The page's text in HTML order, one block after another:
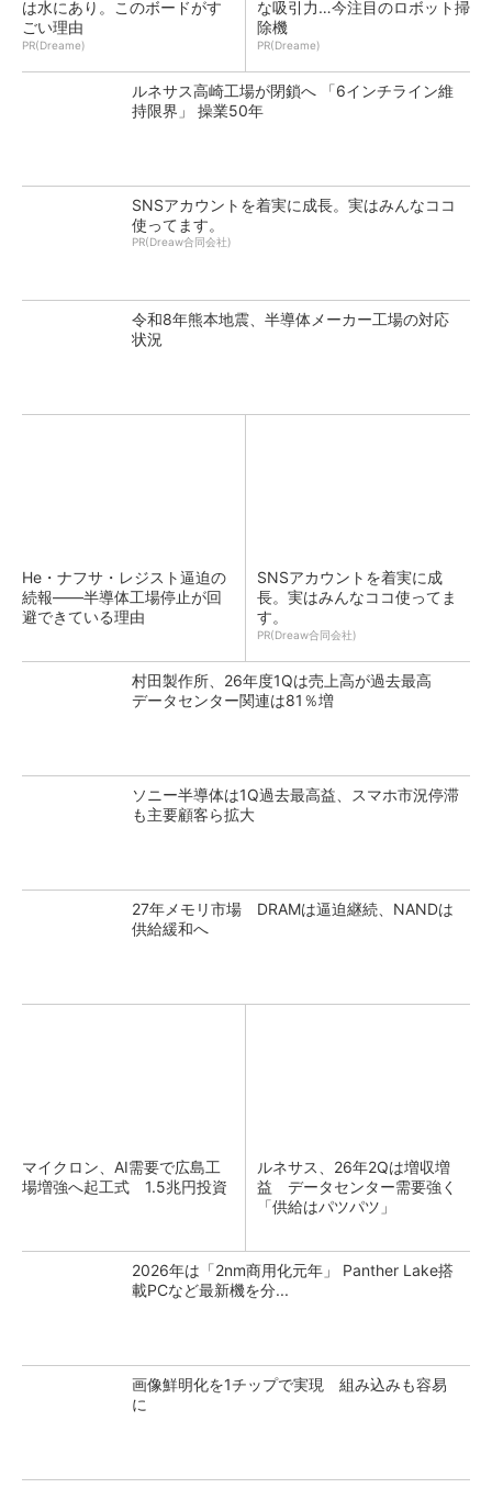
は水にあり。このボードがす
ごい理由
PR(Dreame)
な吸引力…今注目のロボット掃
除機
PR(Dreame)
ルネサス高崎工場が閉鎖へ 「6インチライン維
持限界」 操業50年
SNSアカウントを着実に成長。実はみんなココ
使ってます。
PR(Dreaw合同会社)
令和8年熊本地震、半導体メーカー工場の対応
状況
He・ナフサ・レジスト逼迫の
続報――半導体工場停止が回
避できている理由
SNSアカウントを着実に成
長。実はみんなココ使ってま
す。
PR(Dreaw合同会社)
村田製作所、26年度1Qは売上高が過去最高
データセンター関連は81％増
ソニー半導体は1Q過去最高益、スマホ市況停滞
も主要顧客ら拡大
27年メモリ市場 DRAMは逼迫継続、NANDは
供給緩和へ
マイクロン、AI需要で広島工
場増強へ起工式 1.5兆円投資
ルネサス、26年2Qは増収増
益 データセンター需要強く
「供給はパツパツ」
2026年は「2nm商用化元年」 Panther Lake搭
載PCなど最新機を分...
画像鮮明化を1チップで実現 組み込みも容易
に